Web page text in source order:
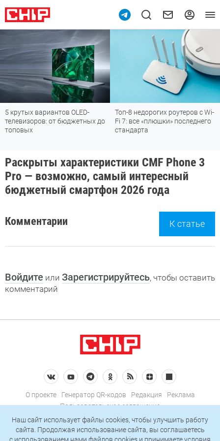
5 крутых вариантов OLED-
телевизоров: от бюджетных до
топовых
Топ-8 недорогих роутеров с Wi-
Fi 7: все «плюшки» последнего
стандарта
Раскрыты характеристики CMF Phone 3
Pro — возможно, самый интересный
бюджетный смартфон 2026 года
Комментарии К статье
Войдите или Зарегистрируйтесь, чтобы оставить
комментарий
О проекте Генератор QR-кодов Редакция
Реклама
Пользовательское соглашение
Политика конфиденциальности
Подписаться на рассылку
Наш сайт использует файлы cookies, чтобы улучшить работу
сайта. Продолжая использование сайта, вы соглашаетесь